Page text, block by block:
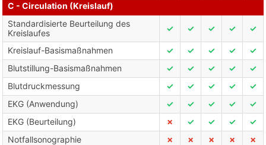
C - Circulation (Kreislauf)
Standardisierte Beurteilung des
Kreislaufes
✓ ✓ ✓ ✓ ✓
Kreislauf-Basismaßnahmen ✓ ✓ ✓ ✓
✓
Blutstillung-Basismaßnahmen
✓ ✓ ✓ ✓
✓
Blutdruckmessung
✓ ✓ ✓ ✓
✓
EKG (Anwendung)
✓ ✓ ✓ ✓
✓
EKG (Beurteilung)
✗ ✓ ✓ ✓
✓
Notfallsonographie
✗ ✗ ✗ ✗
✗